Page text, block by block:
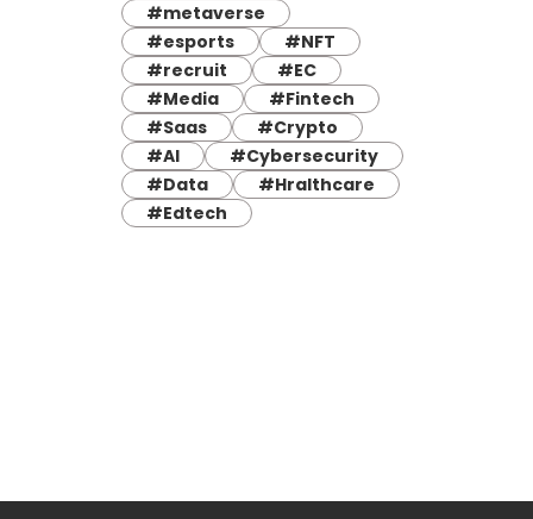
#metaverse
#esports
#NFT
#recruit
#EC
#Media
#Fintech
#Saas
#Crypto
#AI
#Cybersecurity
#Data
#Hralthcare
#Edtech